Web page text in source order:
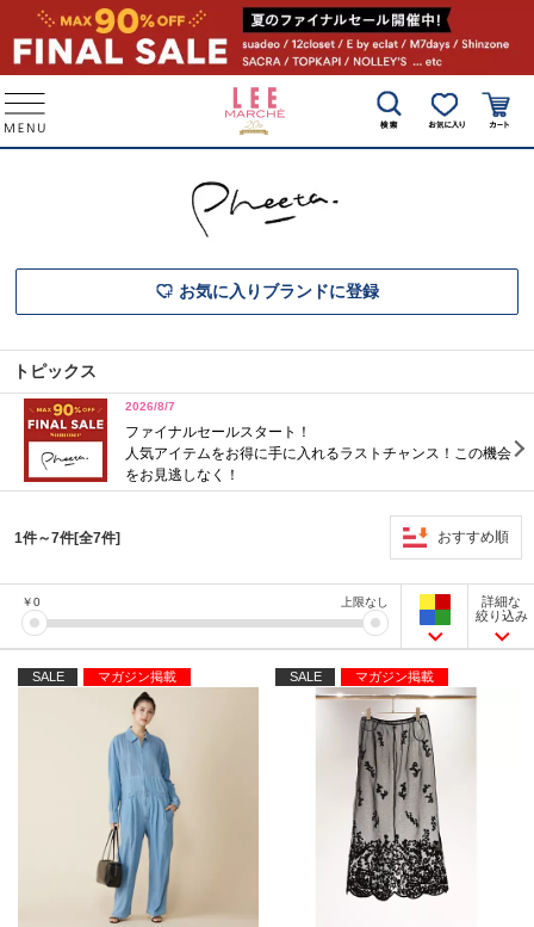
お気に入りブランドに登録
トピックス
2026/8/7
ファイナルセールスタート！
人気アイテムをお得に手に入れるラストチャンス！この機会
をお見逃しなく！
1件～7件[全7件] おすすめ順
￥0 上限なし
詳細な
絞り込み
SALE マガジン掲載 SALE マガジン掲載